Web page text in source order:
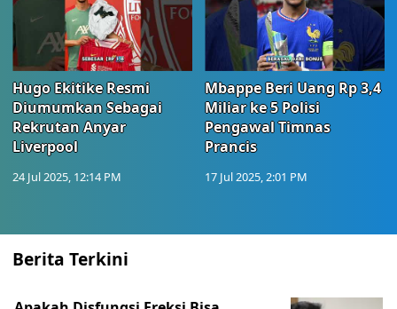
Hugo Ekitike Resmi
Diumumkan Sebagai
Rekrutan Anyar
Liverpool
24 Jul 2025, 12:14 PM
Mbappe Beri Uang Rp 3,4
Miliar ke 5 Polisi
Pengawal Timnas
Prancis
17 Jul 2025, 2:01 PM
Berita Terkini